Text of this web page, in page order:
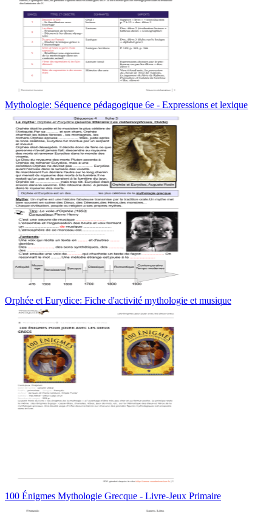
Mythologie: Séquence pédagogique 6e - Expressions et lexique
Orphée et Eurydice: Fiche d'activité mythologie et musique
100 Énigmes Mythologie Grecque - Livre-Jeux Primaire